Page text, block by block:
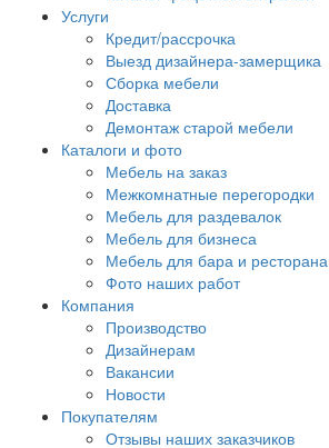
Услуги
Кредит/рассрочка
Выезд дизайнера-замерщика
Сборка мебели
Доставка
Демонтаж старой мебели
Каталоги и фото
Мебель на заказ
Межкомнатные перегородки
Мебель для раздевалок
Мебель для бизнеса
Мебель для бара и ресторана
Фото наших работ
Компания
Производство
Дизайнерам
Вакансии
Новости
Покупателям
Отзывы наших заказчиков